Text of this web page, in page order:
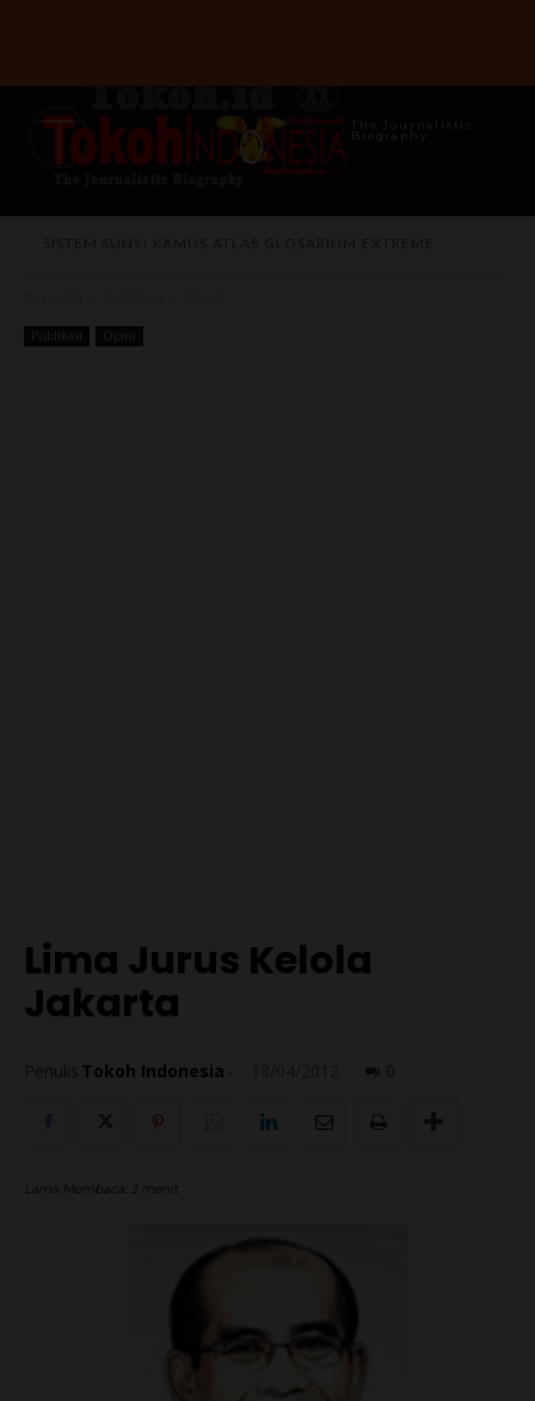
The Journalistic
Biography
Publikasi Opini
Lima Jurus Kelola
Jakarta
Tokoh Indonesia
Lama Membaca: 3 menit